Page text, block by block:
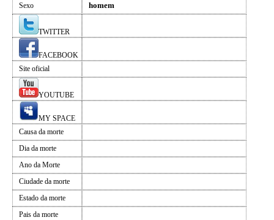
Sexo
homem
TWITTER
FACEBOOK
Site oficial
YOUTUBE
MY SPACE
Causa da morte
Dia da morte
Ano da Morte
Ciudade da morte
Estado da morte
Pais da morte